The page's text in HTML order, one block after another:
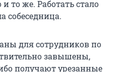
то же. Работать стало
собеседница.
для сотрудников по
завышены,
получают урезанные